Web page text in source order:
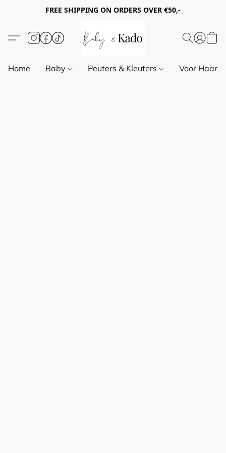
FREE SHIPPING ON ORDERS OVER €50,-
Home Baby Peuters & Kleuters Voor Haar